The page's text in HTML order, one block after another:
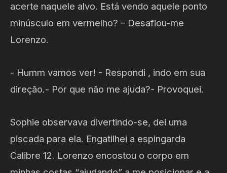
acerte naquele alvo. Está vendo aquele ponto
minúsculo em vermelho? – Desafiou-me
Lorenzo.
- Humm vamos ver! - Respondi , indo em sua
direção.- Por que não me ajuda?- Provoquei.
Sophie observava divertindo-se, dei uma
piscada para ela. Engatilhei a espingarda
Calibre 12. Lorenzo encostou o corpo em